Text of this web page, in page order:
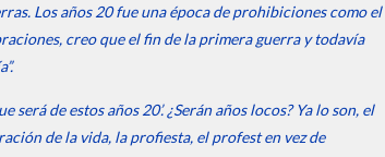
Los años 20 fue una época de prohibiciones como el
creo que el fin de la primera guerra y todavía
de estos años 20’. ¿Serán años locos? Ya lo son, el
de la vida, la profiesta, el profest en vez de